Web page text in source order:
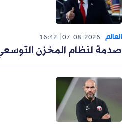
العالم 07-08-2026
16:42
صدمة لنظام المخزن